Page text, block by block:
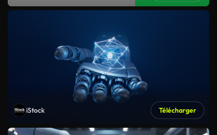
iStock Télécharger